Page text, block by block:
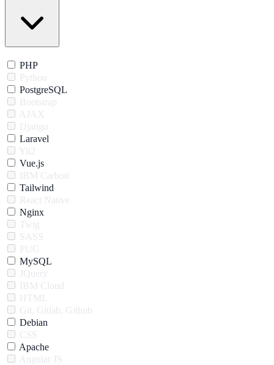
PHP
Python
PostgreSQL
Bootstrap
AJAX
Django
Laravel
Yii2
Vue.js
IBM Carbon
Tailwind
React Native
Nginx
Twig
SASS
PUG
MySQL
JQuery
IBM Cloud
HTML
Git, Gitlab, Github
Debian
CSS
Apache
Angular JS